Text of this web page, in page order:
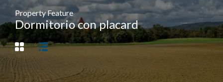
Property Feature
Dormitorio con placard